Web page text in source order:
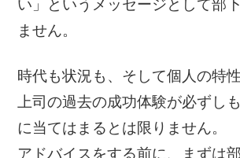
い」というメッセージとして部
ません。
時代も状況も、そして個人の特
上司の過去の成功体験が必ずし
に当てはまるとは限りません。
アドバイスをする前に、まずは